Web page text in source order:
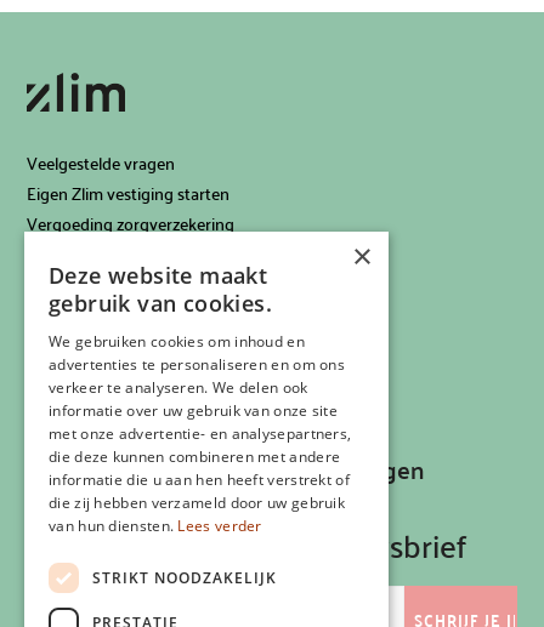
Veelgestelde vragen
Eigen Zlim vestiging starten
Vergoeding zorgverzekering
Privacyverklaring
Cookiebeleid
Klachtenregeling
Algemene voorwaarden
Contactgegevens
Recepten, inspiratie en aanbiedingen
ontvangen?
Schrijf je in op onze nieuwsbrief
×
Deze website maakt
gebruik van cookies.
We gebruiken cookies om inhoud en
advertenties te personaliseren en om ons
verkeer te analyseren. We delen ook
informatie over uw gebruik van onze site
met onze advertentie- en analysepartners,
die deze kunnen combineren met andere
informatie die u aan hen heeft verstrekt of
die zij hebben verzameld door uw gebruik
van hun diensten. Lees verder
STRIKT NOODZAKELIJK
PRESTATIE